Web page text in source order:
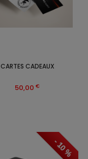
- 10 %
CARTES CADEAUX
50,00 €